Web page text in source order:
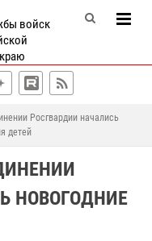
войск
Росгвардии начались
детей
НОВОГОДНИЕ